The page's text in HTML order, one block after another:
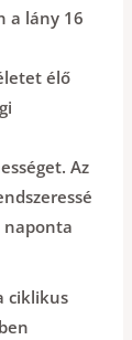
a lány 16
élő
Az
naponta
ciklikus